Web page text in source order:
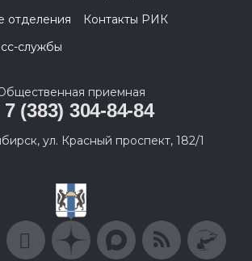
отделения
Контакты РИК
службы
приемная
7 (383) 304-84-84
ул. Красный проспект, 182/1